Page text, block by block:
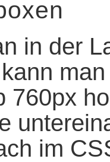
in der
760px
im